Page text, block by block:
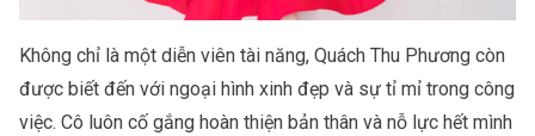
Không chỉ là một diễn viên tài năng, Quách Thu Phương còn
được biết đến với ngoại hình xinh đẹp và sự tỉ mỉ trong công
việc. Cô luôn cố gắng hoàn thiện bản thân và nỗ lực hết mình